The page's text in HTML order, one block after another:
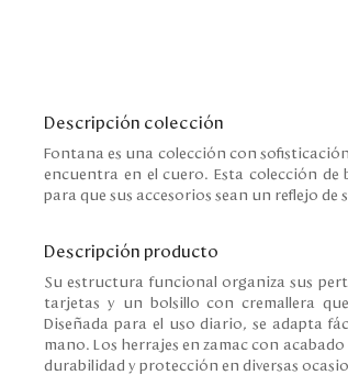
Descripción colección
Fontana es una colección con
encuentra en el cuero. Esta colección
para que sus accesorios sean un reflejo de
Descripción producto
Su estructura funcional organiza sus
tarjetas y un bolsillo con cremallera
Diseñada para el uso diario, se adapta
mano. Los herrajes en zamac con
durabilidad y protección en diversas